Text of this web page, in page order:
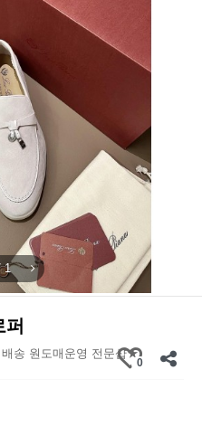
1
송 원도매운영 전문샵★
0